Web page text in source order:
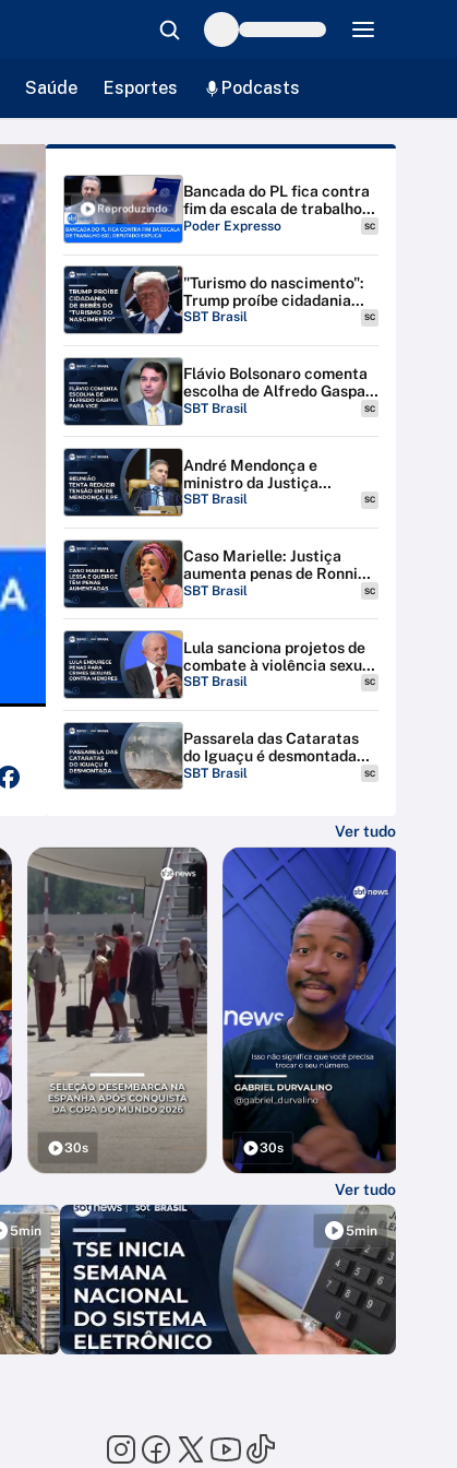
Saúde Esportes Podcasts
Reproduzindo
Bancada do PL fica contra
fim da escala de trabalho
6x1; deputado explica
Poder Expresso SC
"Turismo do nascimento":
Trump proíbe cidadania
para bebês de estrangeiras
SBT Brasil SC
Flávio Bolsonaro comenta
escolha de Alfredo Gaspar
para vice-presidente
SBT Brasil SC
André Mendonça e
ministro da Justiça
discutem tensão entre STF
SBT Brasil SC
Caso Marielle: Justiça
aumenta penas de Ronnie
Lessa e Élcio Queiroz
SBT Brasil SC
Lula sanciona projetos de
combate à violência sexual
contra menores na
SBT Brasil SC
Passarela das Cataratas
do Iguaçu é desmontada
por riscos de inundação
SBT Brasil SC
Ver tudo
30s 30s
Ver tudo
5min 5min